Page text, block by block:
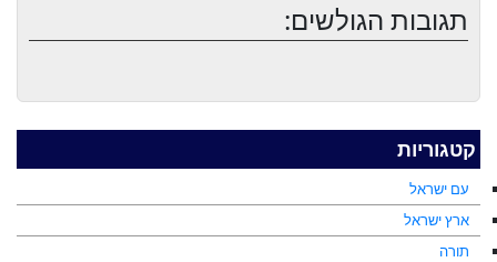
קטגוריות
עם ישראל
ארץ ישראל
תורה
תגובות הגולשים: